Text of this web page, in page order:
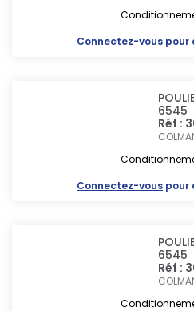
Connectez-vous pour
6545
Réf :
Connectez-vous pour
6545
Réf :